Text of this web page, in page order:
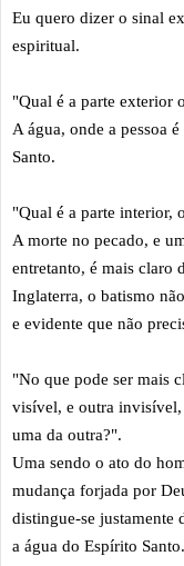
Eu quero dizer o sinal
espiritual.
"Qual é a parte exterior
A água, onde a pessoa
Santo.
"Qual é a parte interior,
A morte no pecado, e
entretanto, é mais claro
Inglaterra, o batismo
e evidente que não
"No que pode ser mais
visível, e outra invisível,
uma da outra?".
Uma sendo o ato do
mudança forjada por
distingue-se justamente
a água do Espírito Santo.